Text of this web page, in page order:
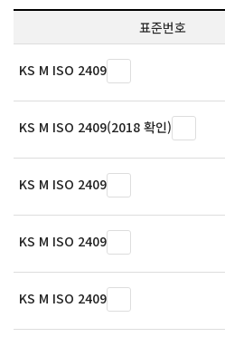
표준번호
KS M ISO 2409
KS M ISO 2409(2018 확인)
KS M ISO 2409
KS M ISO 2409
KS M ISO 2409